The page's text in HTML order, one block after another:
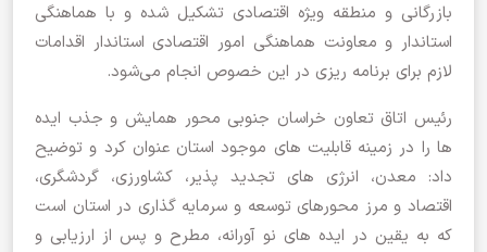
بازرگانی و منطقه ویژه اقتصادی تشکیل شده و با هماهنگی
استاندار و معاونت هماهنگی امور اقتصادی استاندار اقدامات
لازم برای برنامه ریزی در این خصوص انجام می‌شود.
رئیس اتاق تعاون خراسان جنوبی محور همایش و جذب ایده
ها را در زمینه قابلیت های موجود استان عنوان کرد و توضیح
داد: معدن، انرژی های تجدید پذیر، کشاورزی، گردشگری،
اقتصاد و مرز محورهای توسعه و سرمایه گذاری در استان است
که به یقین در ایده های نو آورانه، مطرح و پس از ارزیابی و